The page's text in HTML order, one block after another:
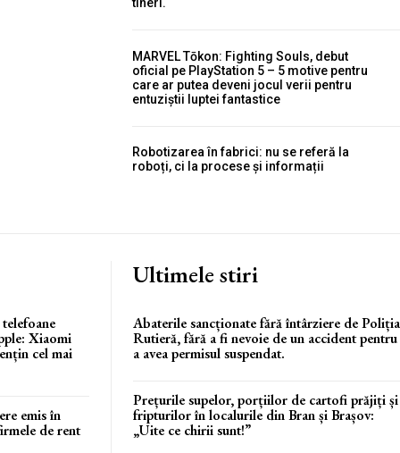
MARVEL Tōkon: Fighting Souls, debut
oficial pe PlayStation 5 – 5 motive pentru
care ar putea deveni jocul verii pentru
entuziștii luptei fantastice
Robotizarea în fabrici: nu se referă la
roboți, ci la procese și informații
Xiaomi
cel mai
emis în
de rent
Ultimele stiri
Abaterile sancționate fără întârziere de Poliția
Rutieră, fără a fi nevoie de un accident pentru
a avea permisul suspendat.
Prețurile supelor, porțiilor de cartofi prăjiți și
fripturilor în localurile din Bran și Brașov:
„Uite ce chirii sunt!”